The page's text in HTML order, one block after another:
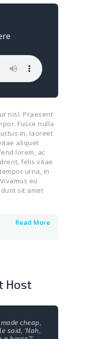
nisl. Praesent
Fusce nulla
in, laoreet
aliquet
lorem, ac
felis vitae
urna, in
eu
sit amet
Read More
Host
cheap,
said, 'Nah,